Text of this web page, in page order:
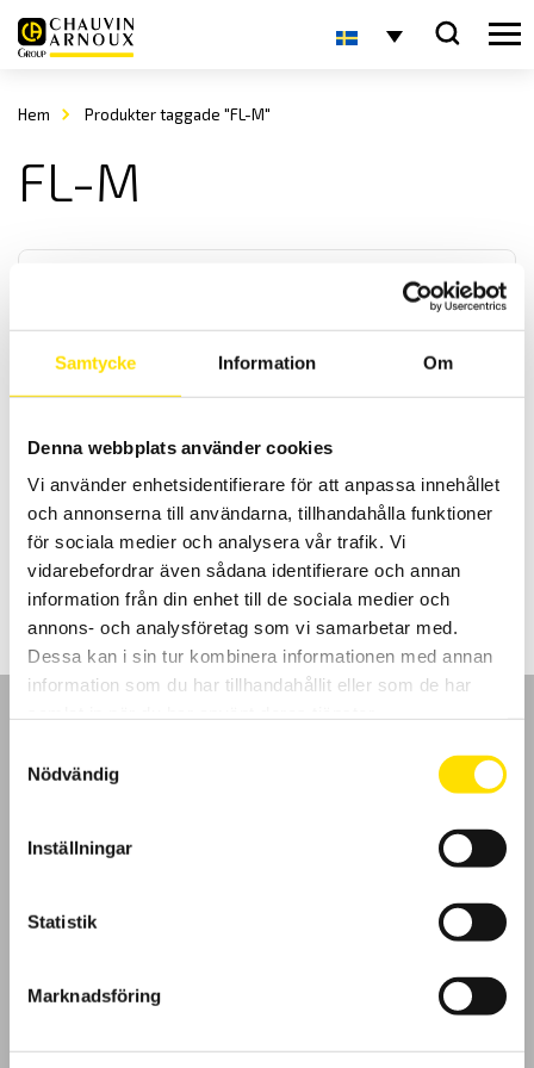
Samtycke Information Om
Denna webbplats använder cookies
Vi använder enhetsidentifierare för att anpassa innehållet
och annonserna till användarna, tillhandahålla funktioner
för sociala medier och analysera vår trafik. Vi
vidarebefordrar även sådana identifierare och annan
information från din enhet till de sociala medier och
annons- och analysföretag som vi samarbetar med.
Dessa kan i sin tur kombinera informationen med annan
information som du har tillhandahållit eller som de har
Nödvändig
Inställningar
Statistik
Marknadsföring
Hem Produkter taggade "FL-M"
FL-M
är en lättanvänd digital dynamometer för mätning av tryck och drag.
Finns i fyra olika kapaciteter [2,5 kN, 5 kN, 10 kN, 20 kN]
8,050.00 kr –15,000.00krPrisintervall:
8,050.00 kr
15,000.00 kr
LÄS MER
Kundundersökning